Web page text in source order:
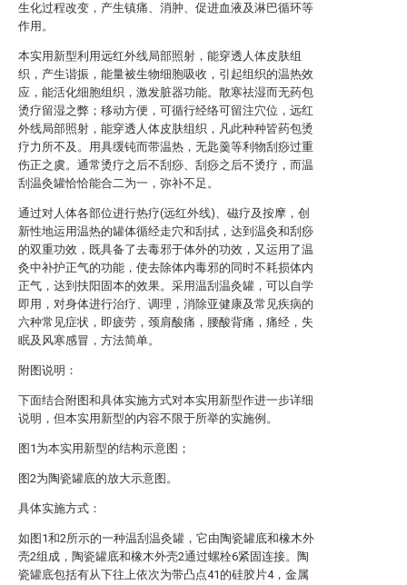
生化过程改变，产生镇痛、消肿、促进血液及淋巴循环等
作用。
本实用新型利用远红外线局部照射，能穿透人体皮肤组
织，产生谐振，能量被生物细胞吸收，引起组织的温热效
应，能活化细胞组织，激发脏器功能。散寒祛湿而无药包
烫疗留湿之弊；移动方便，可循行经络可留注穴位，远红
外线局部照射，能穿透人体皮肤组织，凡此种种皆药包烫
疗力所不及。用具缓钝而带温热，无匙羹等利物刮痧过重
伤正之虞。通常烫疗之后不刮痧、刮痧之后不烫疗，而温
刮温灸罐恰恰能合二为一，弥补不足。
通过对人体各部位进行热疗(远红外线)、磁疗及按摩，创
新性地运用温热的罐体循经走穴和刮拭，达到温灸和刮痧
的双重功效，既具备了去毒邪于体外的功效，又运用了温
灸中补护正气的功能，使去除体内毒邪的同时不耗损体内
正气，达到扶阳固本的效果。采用温刮温灸罐，可以自学
即用，对身体进行治疗、调理，消除亚健康及常见疾病的
六种常见症状，即疲劳，颈肩酸痛，腰酸背痛，痛经，失
眠及风寒感冒，方法简单。
附图说明：
下面结合附图和具体实施方式对本实用新型作进一步详细
说明，但本实用新型的内容不限于所举的实施例。
图1为本实用新型的结构示意图；
图2为陶瓷罐底的放大示意图。
具体实施方式：
如图1和2所示的一种温刮温灸罐，它由陶瓷罐底和橡木外
壳2组成，陶瓷罐底和橡木外壳2通过螺栓6紧固连接。陶
瓷罐底包括有从下往上依次为带凸点41的硅胶片4，金属